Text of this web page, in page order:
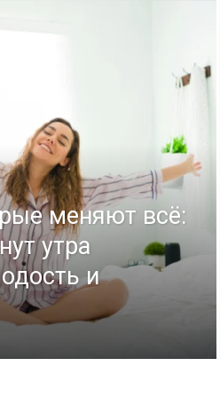
меняют всё:
утра
и